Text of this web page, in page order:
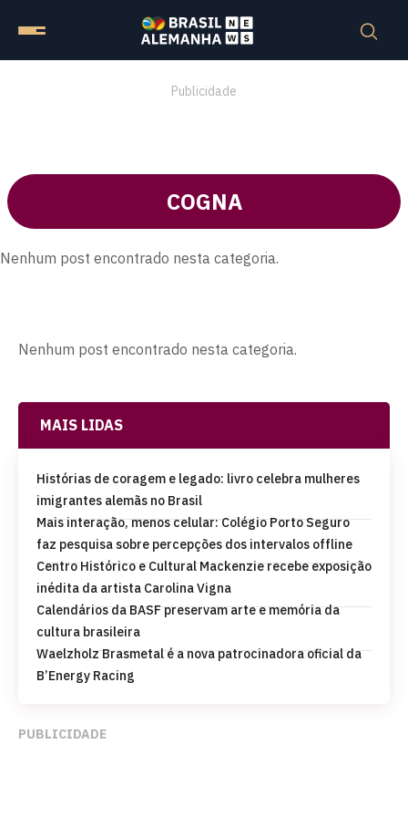
Publicidade
COGNA
Nenhum post encontrado nesta categoria.
Nenhum post encontrado nesta categoria.
MAIS LIDAS
Histórias de coragem e legado: livro celebra mulheres
imigrantes alemãs no Brasil
Mais interação, menos celular: Colégio Porto Seguro
faz pesquisa sobre percepções dos intervalos offline
Centro Histórico e Cultural Mackenzie recebe exposição
inédita da artista Carolina Vigna
Calendários da BASF preservam arte e memória da
cultura brasileira
Waelzholz Brasmetal é a nova patrocinadora oficial da
B’Energy Racing
PUBLICIDADE